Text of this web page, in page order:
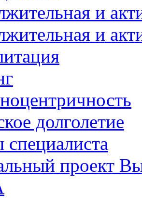
и
и
долголетие
специалиста
проект